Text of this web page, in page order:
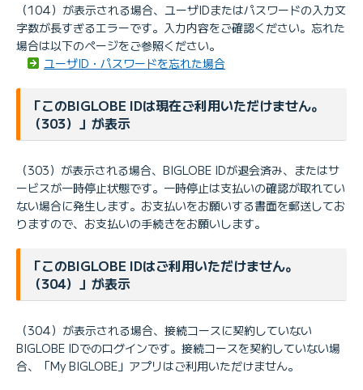
（104）が表示される場合、ユーザIDまたはパスワードの入力文
字数が長すぎるエラーです。入力内容をご確認ください。忘れた
場合は以下のページをご参照ください。
ユーザID・パスワードを忘れた場合
「このBIGLOBE IDは現在ご利用いただけません。
（303）」が表示
（303）が表示される場合、BIGLOBE IDが退会済み、またはサ
ービスが一時停止状態です。一時停止は支払いの確認が取れてい
ない場合に発生します。お支払いをお願いする書面を郵送してお
りますので、お支払いの手続きをお願いします。
「このBIGLOBE IDはご利用いただけません。
（304）」が表示
（304）が表示される場合、接続コースに契約していない
BIGLOBE IDでのログインです。接続コースを契約していない場
合、「My BIGLOBE」アプリはご利用いただけません。